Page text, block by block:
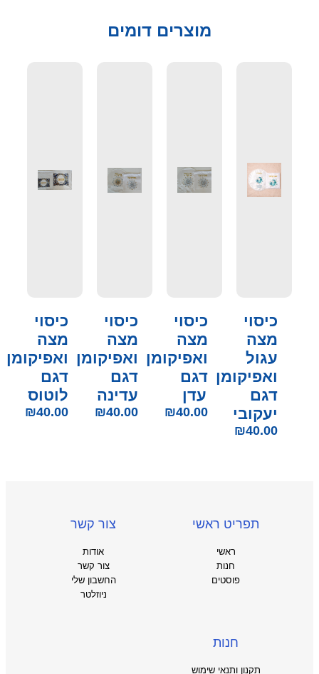
מוצרים דומים
כיסוי
מצה
עגול
ואפיקומן
דגם
יעקובי
₪40.00
כיסוי
מצה
ואפיקומן
דגם
עדן
₪40.00
כיסוי
מצה
ואפיקומן
דגם
עדינה
₪40.00
כיסוי
מצה
ואפיקומן
דגם
לוטוס
₪40.00
תפריט ראשי
ראשי
חנות
פוסטים
צור קשר
אודות
צור קשר
החשבון שלי
ניוזלטר
חנות
תקנון ותנאי שימוש